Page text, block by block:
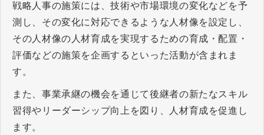
​​​​​​​戦略人事の施策には、技術や市場環境の変化などを予
測し、その変化に対応できるような人材像を設定し、
その人材像の人材育成を実現するための育成・配置・
評価などの施策を企画するといった活動が含まれま
す。
また、事業承継の機会を通じて後継者の新たなスキル
習得やリーダーシップ向上を図り、人材育成を促進し
ます。